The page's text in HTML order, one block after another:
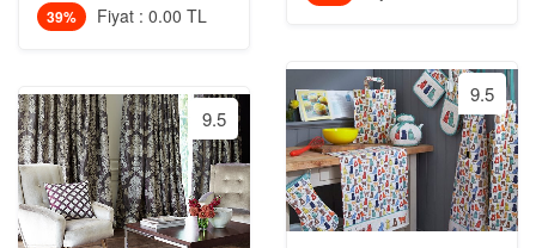
39% Fiyat : 0.00 TL
9.5
9.5